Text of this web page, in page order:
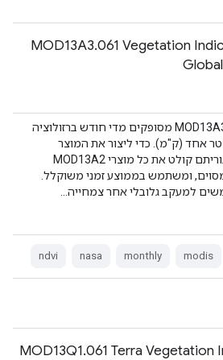
‫MOD13A3.061 Vegetation
נתוני המוצר MOD13A3 V6.1 מסופקים מדי חודש ברזולוציה
אחד (ק"מ). כדי ליצור את המוצר
החודשי הזה, האלגוריתם קולט את כל מוצרי MOD13A2
ומשתמש בממוצע זמני משוקלל.
למעקב גלובלי אחר צמחייה…
modis
monthly
nasa
ndvi
MOD13Q1.061 Terra Vegetation